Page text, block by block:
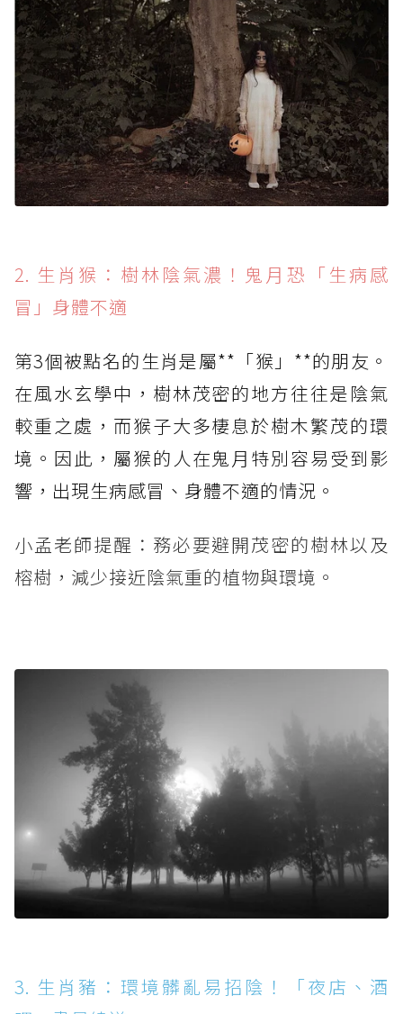
2. 生肖猴：樹林陰氣濃！鬼月恐「生病感
冒」身體不適
第3個被點名的生肖是屬**「猴」**的朋友。
在風水玄學中，樹林茂密的地方往往是陰氣
較重之處，而猴子大多棲息於樹木繁茂的環
境。因此，屬猴的人在鬼月特別容易受到影
響，出現生病感冒、身體不適的情況。
小孟老師提醒：務必要避開茂密的樹林以及
榕樹，減少接近陰氣重的植物與環境。
3. 生肖豬：環境髒亂易招陰！「夜店、酒